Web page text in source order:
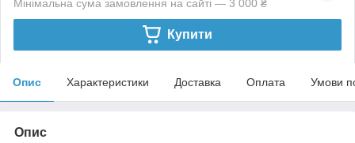
Мінімальна сума замовлення на сайті — 3 000 ₴
Купити
Опис Характеристики Доставка Оплата Умови
Опис